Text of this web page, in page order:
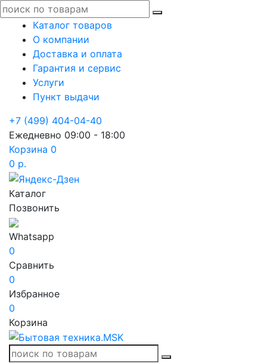
Каталог товаров
О компании
Доставка и оплата
Гарантия и сервис
Услуги
Пункт выдачи
+7 (499) 404-04-40
Ежедневно 09:00 - 18:00
Корзина 0
0 р.
Каталог
Позвонить
Whatsapp
0
Сравнить
0
Избранное
0
Корзина